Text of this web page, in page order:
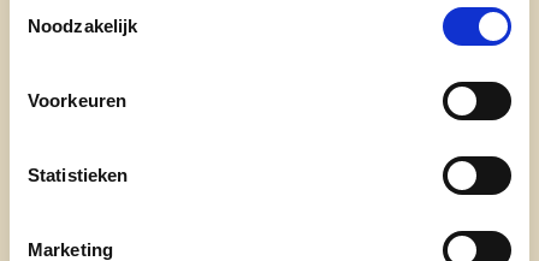
Noodzakelijk
Voorkeuren
Statistieken
Marketing
doe mee